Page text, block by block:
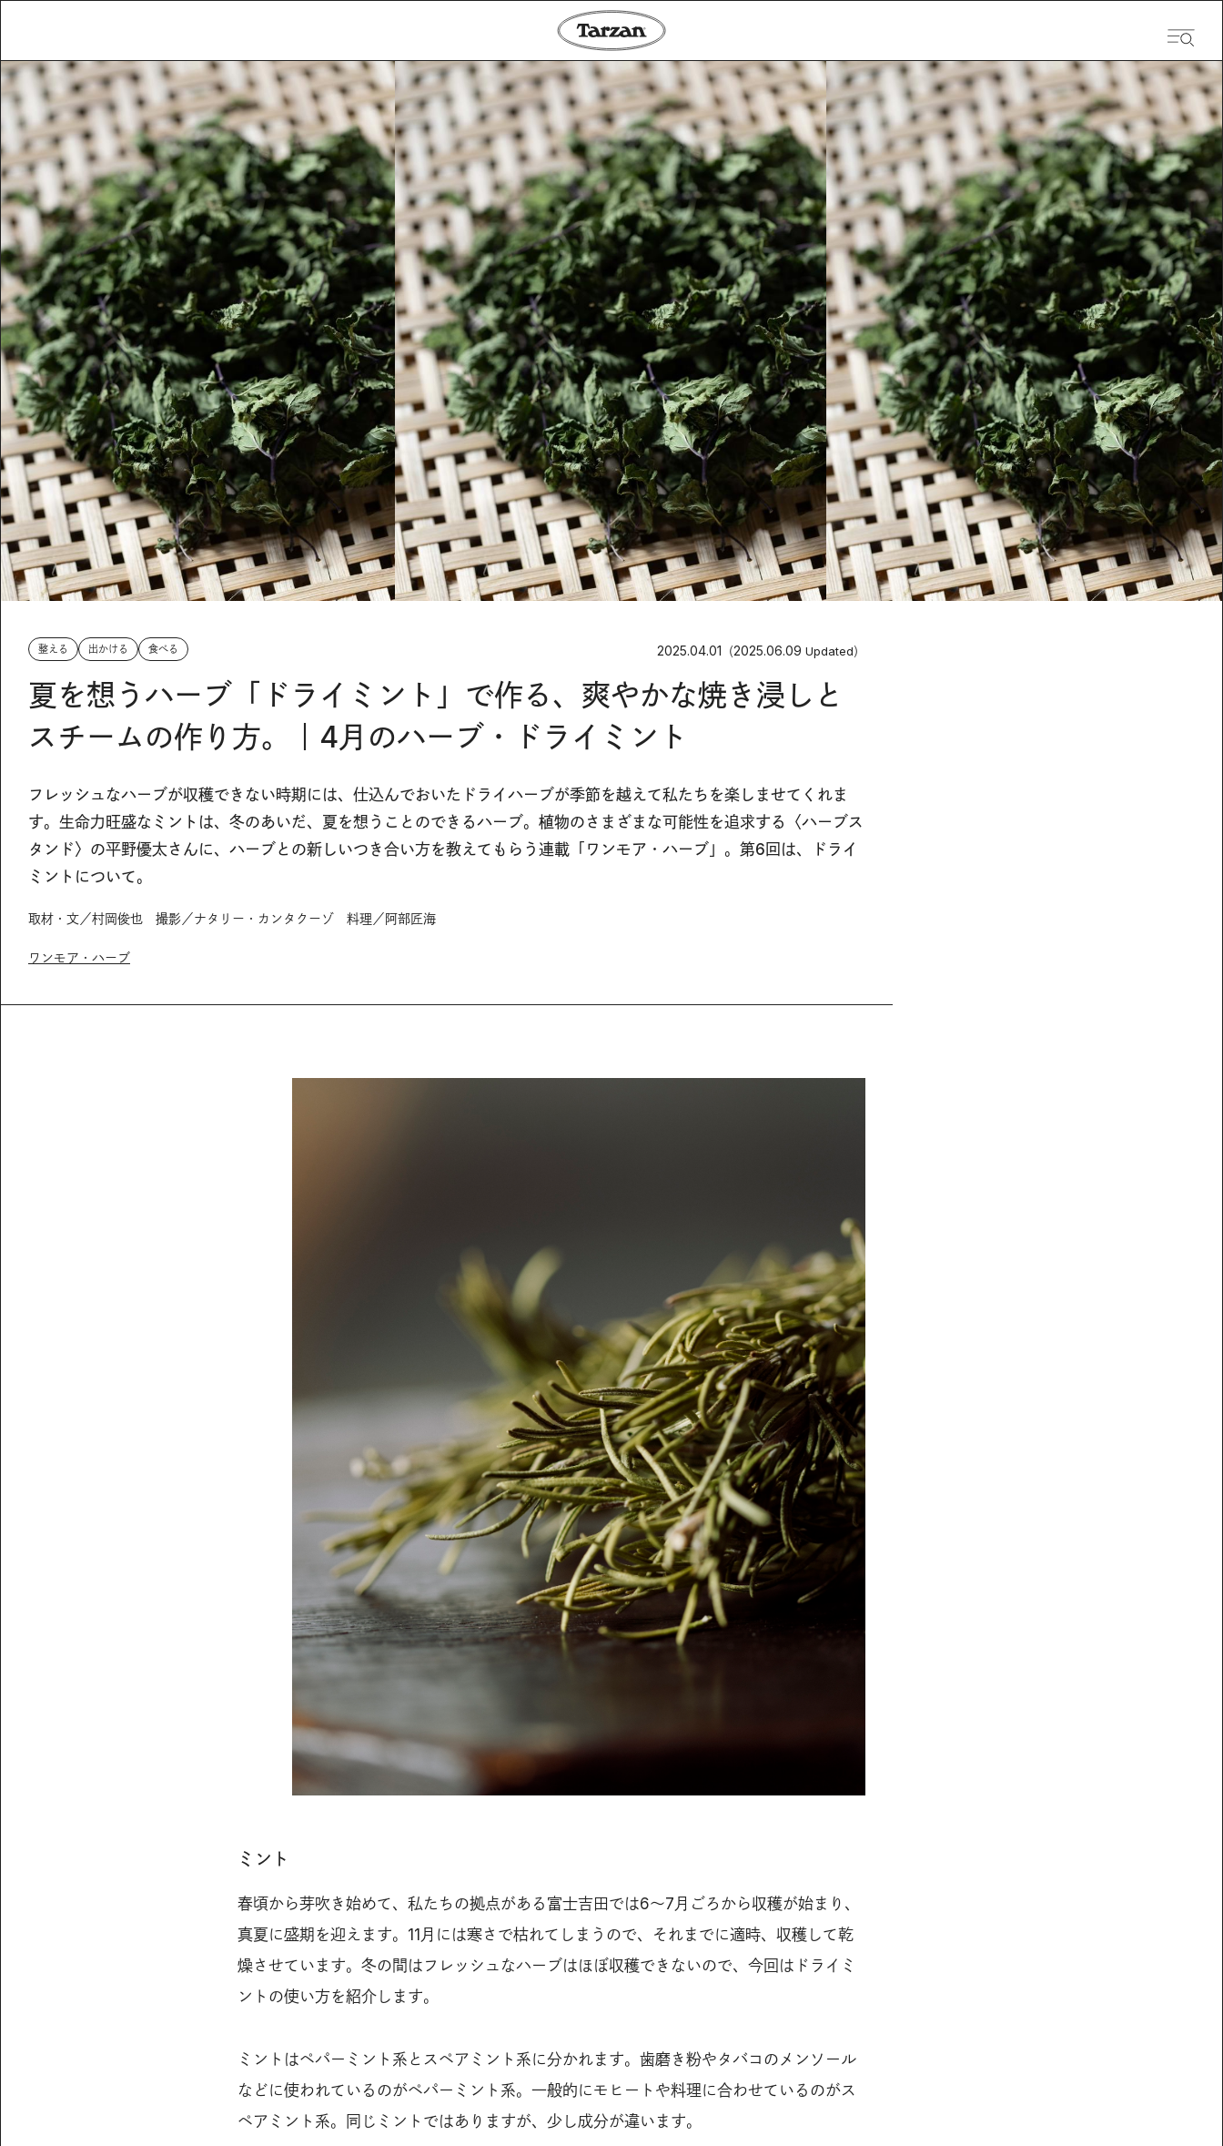
整える 出かける 食べる 2025.04.01 （2025.06.09 Updated）
夏を想うハーブ「ドライミント」で作る、爽やかな焼き浸しと
スチームの作り方。｜4月のハーブ・ドライミント
フレッシュなハーブが収穫できない時期には、仕込んでおいたドライハーブが季節を越えて私たちを楽しませてくれま
す。生命力旺盛なミントは、冬のあいだ、夏を想うことのできるハーブ。植物のさまざまな可能性を追求する〈ハーブス
タンド〉の平野優太さんに、ハーブとの新しいつき合い方を教えてもらう連載「ワンモア・ハーブ」。第6回は、ドライ
ミントについて。
取材・文／村岡俊也 撮影／ナタリー・カンタクーゾ 料理／阿部匠海
ワンモア・ハーブ
ミント
春頃から芽吹き始めて、私たちの拠点がある富士吉田では6〜7月ごろから収穫が始まり、
真夏に盛期を迎えます。11月には寒さで枯れてしまうので、それまでに適時、収穫して乾
燥させています。冬の間はフレッシュなハーブはほぼ収穫できないので、今回はドライミ
ントの使い方を紹介します。
ミントはペパーミント系とスペアミント系に分かれます。歯磨き粉やタバコのメンソール
などに使われているのがペパーミント系。一般的にモヒートや料理に合わせているのがス
ペアミント系。同じミントではありますが、少し成分が違います。